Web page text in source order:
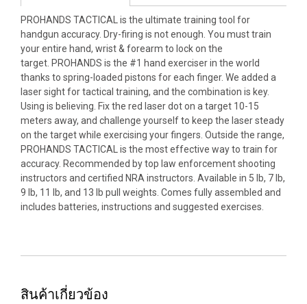
PROHANDS TACTICAL is the ultimate training tool for
handgun accuracy. Dry-firing is not enough. You must train
your entire hand, wrist & forearm to lock on the
target. PROHANDS is the #1 hand exerciser in the world
thanks to spring-loaded pistons for each finger. We added a
laser sight for tactical training, and the combination is key.
Using is believing. Fix the red laser dot on a target 10-15
meters away, and challenge yourself to keep the laser steady
on the target while exercising your fingers. Outside the range,
PROHANDS TACTICAL is the most effective way to train for
accuracy. Recommended by top law enforcement shooting
instructors and certified NRA instructors. Available in 5 lb, 7 lb,
9 lb, 11 lb, and 13 lb pull weights. Comes fully assembled and
includes batteries, instructions and suggested exercises.
สินค้าเกี่ยวข้อง